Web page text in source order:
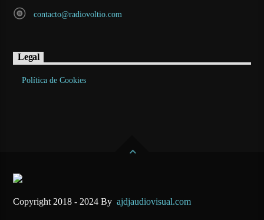
contacto@radiovoltio.com
Legal
Política de Cookies
Copyright 2018 - 2024 Byajdjaudiovisual.com